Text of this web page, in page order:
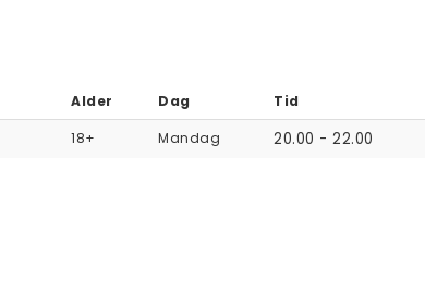
Alder Dag Tid
18+ Mandag 20.00 - 22.00